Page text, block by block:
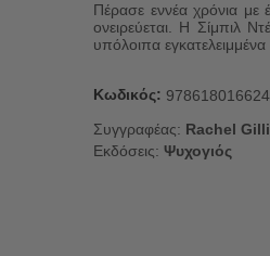
Πέρασε εννέα χρόνια με
ονειρεύεται. Η Σίμπιλ
υπόλοιπα εγκατελειμμένα
Κωδικός:
Συγγραφέας: Rachel
Εκδόσεις: Ψυχογιός